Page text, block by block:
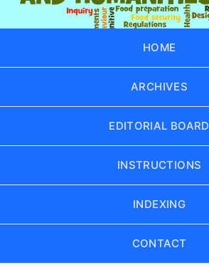
HOME
ARCHIVES
EDITORIAL BOARD
INSTRUCTIONS
INDEXING
CONTACT